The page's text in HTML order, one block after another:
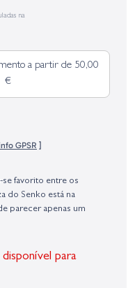
na
a partir de 50,00
€
GPSR ]
favorito entre os
do Senko está na
parecer apenas um
taxa de queda criada a
para